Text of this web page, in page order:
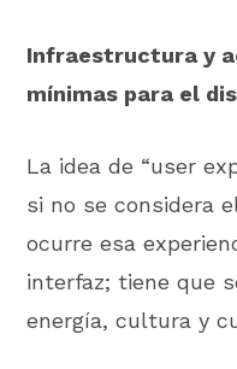
Infraestructura y
mínimas para el
La idea de “user
si no se considera
ocurre esa
interfaz; tiene que
energía, cultura y